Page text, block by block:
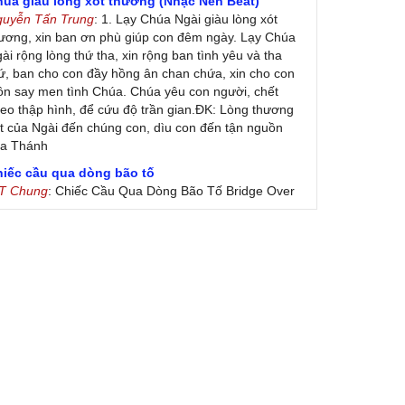
Tấn Trung: 1. Lạy Chúa Ngài giàu lòng xót
xin ban ơn phù giúp con đêm ngày. Lạy Chúa
rộng lòng thứ tha, xin rộng ban tình yêu và tha
ban cho con đầy hồng ân chan chứa, xin cho con
say men tình Chúa. Chúa yêu con người, chết
thập hình, để cứu độ trần gian.ĐK: Lòng thương
của Ngài đến chúng con, dìu con đến tận nguồn
Thánh
cầu qua dòng bão tố
Chung: Chiếc Cầu Qua Dòng Bão Tố Bridge Over
Water by Simon & Garfunkel (Released